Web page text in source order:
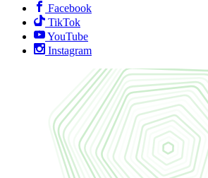
Facebook
TikTok
YouTube
Instagram